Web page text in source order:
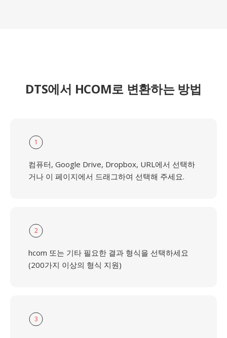
DTS에서 HCOM로 변환하는 방법
1
컴퓨터, Google Drive, Dropbox, URL에서 선택하
거나 이 페이지에서 드래그하여 선택해 주세요.
2
hcom 또는 기타 필요한 결과 형식을 선택하세요
(200가지 이상의 형식 지원)
3